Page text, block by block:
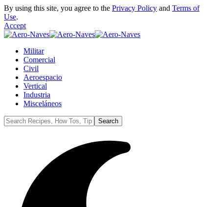
By using this site, you agree to the Privacy Policy and Terms of
Use.
Accept
Militar
Comercial
Civil
Aeroespacio
Vertical
Industria
Misceláneos